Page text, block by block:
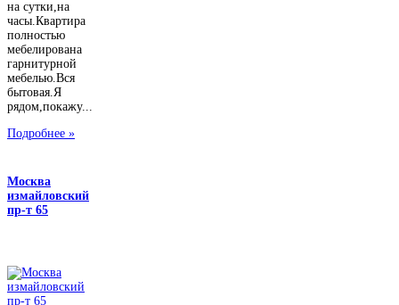
на сутки,на
часы.Квартира
полностью
мебелирована
гарнитурной
мебелью.Вся
бытовая.Я
рядом,покажу...
Подробнее »
Москва
измайловский
пр-т 65